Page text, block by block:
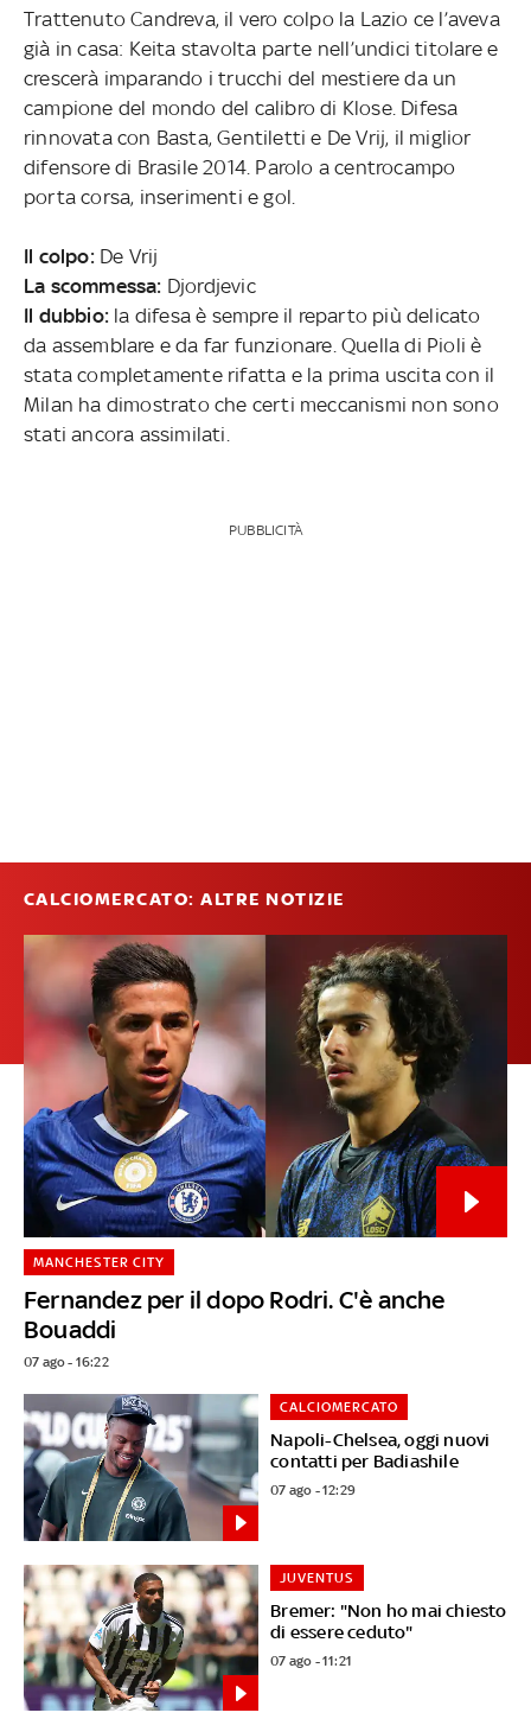
Trattenuto Candreva, il vero colpo la Lazio ce l’aveva
già in casa: Keita stavolta parte nell’undici titolare e
crescerà imparando i trucchi del mestiere da un
campione del mondo del calibro di Klose. Difesa
rinnovata con Basta, Gentiletti e De Vrij, il miglior
difensore di Brasile 2014. Parolo a centrocampo
porta corsa, inserimenti e gol.
Il colpo:De Vrij
La scommessa: Djordjevic
Il dubbio:la difesa è sempre il reparto più delicato
da assemblare e da far funzionare. Quella di Pioli è
stata completamente rifatta e la prima uscita con il
Milan ha dimostrato che certi meccanismi non sono
stati ancora assimilati.
PUBBLICITÀ
CALCIOMERCATO: ALTRE NOTIZIE
Fernandez per il dopo Rodri. C'è anche
Bouaddi
MANCHESTER CITY
07 ago - 16:22
Napoli-Chelsea, oggi nuovi
contatti per Badiashile
CALCIOMERCATO
07 ago - 12:29
Bremer: "Non ho mai chiesto
di essere ceduto"
JUVENTUS
07 ago - 11:21